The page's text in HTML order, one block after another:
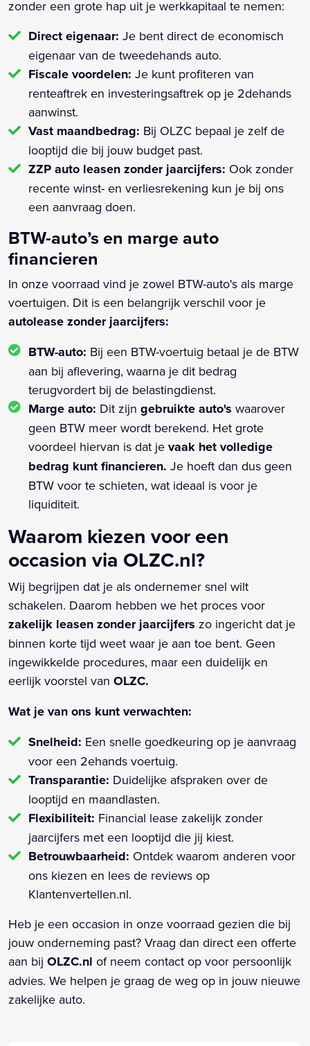
zonder een grote hap uit je werkkapitaal te nemen:
Direct eigenaar: Je bent direct de economisch
eigenaar van de tweedehands auto.
Fiscale voordelen: Je kunt profiteren van
renteaftrek en investeringsaftrek op je 2dehands
aanwinst.
Vast maandbedrag: Bij OLZC bepaal je zelf de
looptijd die bij jouw budget past.
ZZP auto leasen zonder jaarcijfers: Ook zonder
recente winst- en verliesrekening kun je bij ons
een aanvraag doen.
BTW-auto’s en marge auto
financieren
In onze voorraad vind je zowel BTW-auto's als marge
voertuigen. Dit is een belangrijk verschil voor je
autolease zonder jaarcijfers:
BTW-auto: Bij een BTW-voertuig betaal je de BTW
aan bij aflevering, waarna je dit bedrag
terugvordert bij de belastingdienst.
Marge auto: Dit zijn gebruikte auto's waarover
geen BTW meer wordt berekend. Het grote
voordeel hiervan is dat je vaak het volledige
bedrag kunt financieren. Je hoeft dan dus geen
BTW voor te schieten, wat ideaal is voor je
liquiditeit.
Waarom kiezen voor een
occasion via OLZC.nl?
Wij begrijpen dat je als ondernemer snel wilt
schakelen. Daarom hebben we het proces voor
zakelijk leasen zonder jaarcijfers zo ingericht dat je
binnen korte tijd weet waar je aan toe bent. Geen
ingewikkelde procedures, maar een duidelijk en
eerlijk voorstel van OLZC.
Wat je van ons kunt verwachten:
Snelheid: Een snelle goedkeuring op je aanvraag
voor een 2ehands voertuig.
Transparantie: Duidelijke afspraken over de
looptijd en maandlasten.
Flexibiliteit: Financial lease zakelijk zonder
jaarcijfers met een looptijd die jij kiest.
Betrouwbaarheid: Ontdek waarom anderen voor
ons kiezen en lees de reviews op
Klantenvertellen.nl.
Heb je een occasion in onze voorraad gezien die bij
jouw onderneming past? Vraag dan direct een offerte
aan bij OLZC.nl of neem contact op voor persoonlijk
advies. We helpen je graag de weg op in jouw nieuwe
zakelijke auto.